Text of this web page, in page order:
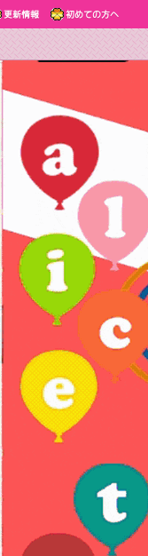
更新情報 初めての方へ